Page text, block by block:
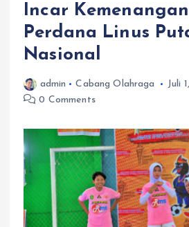
Incar
Perdana Linus
Nasional
admin Cabang Olahraga
Juli
0 Comments